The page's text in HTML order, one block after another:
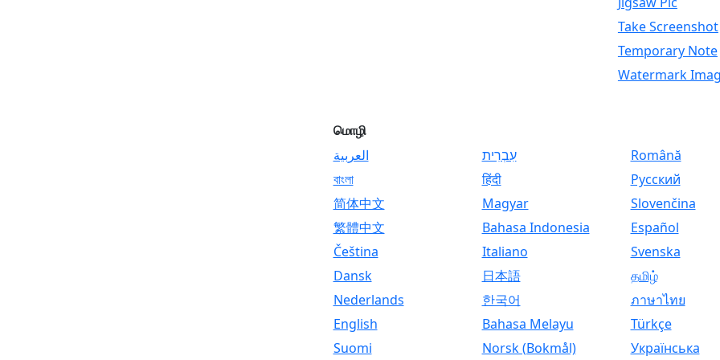
Take Screenshot
Temporary Note
Watermark
மொழி
العربية
বাংলা
简体中文
繁體中文
Čeština
Dansk
Nederlands
English
Suomi
עִבְרִית
हिंदी
Magyar
Bahasa Indonesia
Italiano
日本語
한국어
Bahasa Melayu
Norsk (Bokmål)
Română
Русский
Slovenčina
Español
Svenska
தமிழ்
ภาษาไทย
Türkçe
Українська